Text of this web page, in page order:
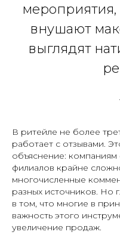
внушают
выглядят
В ритейле не более
работает с отзывами.
объяснение: компаниям
филиалов крайне
многочисленные
разных источников. Но
в том, что многие в
важность этого
увеличение продаж.